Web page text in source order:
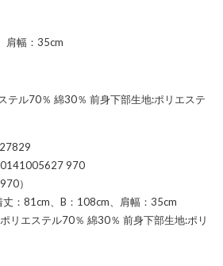
肩幅：35cm
テル70％ 綿30％ 前身下部生地:ポリエステ
970
）
丈：81cm、B：108cm、肩幅：35cm
リエステル70％ 綿30％ 前身下部生地:ポリ